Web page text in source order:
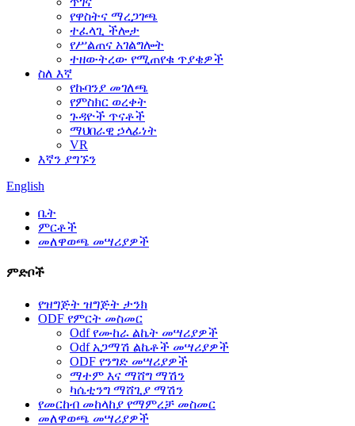
የዋስትና ማረጋገጫ
ተፈላጊ ችሎታ
የሥልጠና አገልግሎት
ተዘውትረው የሚጠየቁ ጥያቄዎች
ስለ እኛ
የኩባንያ መገለጫ
የምስክር ወረቀት
ጉዳዮች ጥናቶች
ማህበራዊ ኃላፊነት
VR
እኛን ያግኙን
English
ቤት
ምርቶች
መለዋወጫ መሣሪያዎች
ምድቦች
የዝግጅት ዝግጅት ታንክ
ODF የምርት መስመር
Odf የሙከራ ልኬት መሣሪያዎች
Odf አጋማሽ ልኬቶች መሣሪያዎች
ODF የንግድ መሣሪያዎች
ማተም እና ማሸግ ማሽን
ካሴቲንግ ማሸጊያ ማሽን
የመርከብ መከላከያ የማምረቻ መስመር
መለዋወጫ መሣሪያዎች